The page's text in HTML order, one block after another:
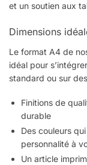
et un soutien aux
Dimensions
Le format A4 de
idéal pour
standard ou sur
Finitions de
durable
Des couleurs
personnalité à
Un article